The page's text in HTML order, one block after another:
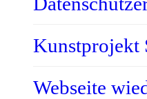
Kunstprojekt
Webseite